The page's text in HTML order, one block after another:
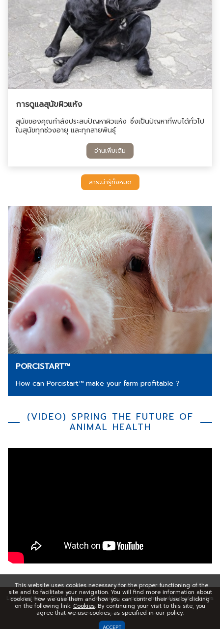
อ่านเพิ่มเติม
การดูแลสุนัขผิวแห้ง
สุนัขของคุณกำลังประสบปัญหาผิวแห้ง ซึ่งเป็นปัญหาที่พบได้ทั่วไป
ในสุนัขทุกช่วงอายุ และทุกสายพันธุ์
สาระน่ารู้ทั้งหมด
PORCISTART™
How can Porcistart™ make your farm profitable ?
(VIDEO) SPRING THE FUTURE OF
ANIMAL HEALTH
Legal notice Contact us Corporate update my cookie preferencies
Copyright © 1999,2026Virbac. All rights reserved
This website uses cookies necessary for the proper functioning of the
site and to facilitate your navigation. You will find more information about
cookies, how we use them and how you can control their use by clicking
on the following link: Cookies. By continuing your visit to this site, you
agree that we use cookies, as specified in our policy.
ACCEPT